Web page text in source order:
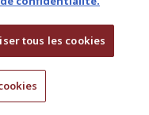
tous les cookies